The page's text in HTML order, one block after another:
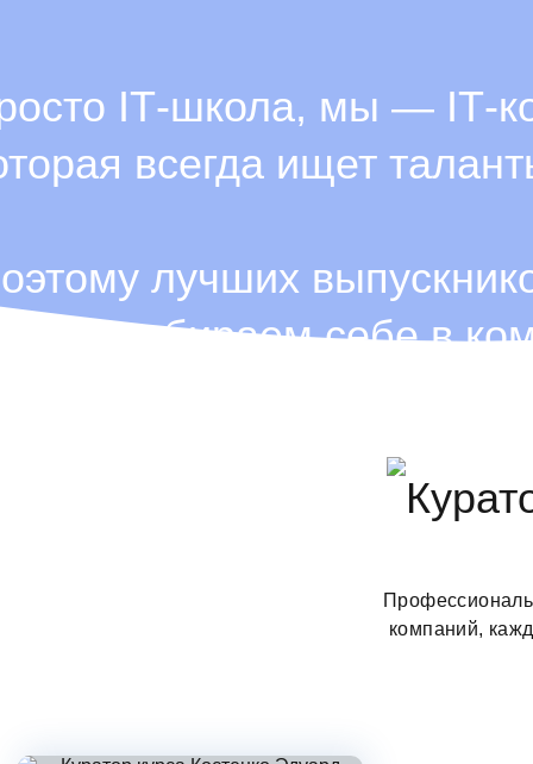
ІТ-школа, мы — ІТ-
всегда ищет
лучших
забираем себе в
компаний,